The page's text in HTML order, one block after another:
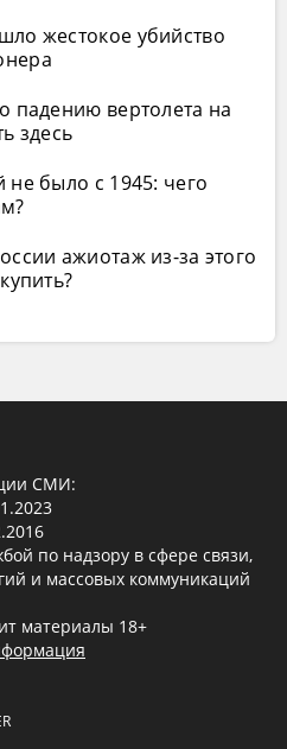
жестокое убийство
падению вертолета на
здесь
не было с 1945: чего
ажиотаж из-за этого
СМИ:
по надзору в сфере связи,
и массовых коммуникаций
материалы 18+